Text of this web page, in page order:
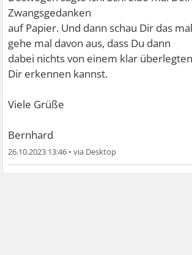
Zwangsgedanken
auf Papier. Und dann schau Dir das
gehe mal davon aus, dass Du dann
dabei nichts von einem klar
Dir erkennen kannst.
Viele Grüße
Bernhard
26.10.2023 13:46 •